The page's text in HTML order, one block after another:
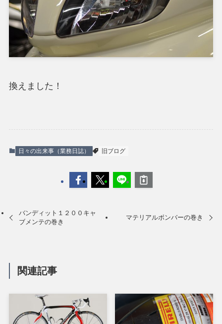
換えました！
日々の出来事（業務日誌） 旧ブログ
バンディット１２００キャ
ブメンテの巻き
マテリアルボンバーの巻き
関連記事